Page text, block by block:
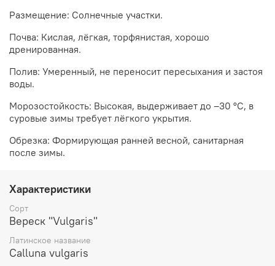
Размещение: Солнечные участки.
Почва: Кислая, лёгкая, торфянистая, хорошо
дренированная.
Полив: Умеренный, не переносит пересыхания и застоя
воды.
Морозостойкость: Высокая, выдерживает до –30 °C, в
суровые зимы требует лёгкого укрытия.
Обрезка: Формирующая ранней весной, санитарная
после зимы.
Характеристики
Сорт
Вереск "Vulgaris"
Латинское название
Calluna vulgaris